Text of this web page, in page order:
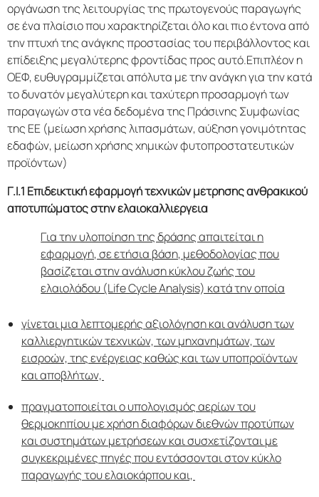
οργάνωση της λειτουργίας της πρωτογενούς παραγωγής
σε ένα πλαίσιο που χαρακτηρίζεται όλο και πιο έντονα από
την πτυχή της ανάγκης προστασίας του περιβάλλοντος και
επίδειξης μεγαλύτερης φροντίδας προς αυτό.Επιπλέον η
ΟΕΦ, ευθυγραμμίζεται απόλυτα με την ανάγκη για την κατά
το δυνατόν μεγαλύτερη και ταχύτερη προσαρμογή των
παραγωγών στα νέα δεδομένα της Πράσινης Συμφωνίας
της ΕΕ (μείωση χρήσης λιπασμάτων, αύξηση γονιμότητας
εδαφών, μείωση χρήσης χημικών φυτοπροστατευτικών
προϊόντων)
Γ.Ι.1 Επιδεικτική εφαρμογή τεχνικών μέτρησης ανθρακικού
αποτυπώματος στην ελαιοκαλλιέργεια
Για την υλοποίηση της δράσης απαιτείται η
εφαρμογή, σε ετήσια βάση, μεθοδολογίας που
βασίζεται στην ανάλυση κύκλου ζωής του
ελαιολάδου (Life Cycle Analysis) κατά την οποία
γίνεται μια λεπτομερής αξιολόγηση και ανάλυση των
καλλιεργητικών τεχνικών, των μηχανημάτων, των
εισροών, της ενέργειας καθώς και των υποπροϊόντων
και αποβλήτων,
πραγματοποιείται ο υπολογισμός αερίων του
θερμοκηπίου με χρήση διαφόρων διεθνών προτύπων
και συστημάτων μετρήσεων και συσχετίζονται με
συγκεκριμένες πηγές που εντάσσονται στον κύκλο
παραγωγής του ελαιοκάρπου και,